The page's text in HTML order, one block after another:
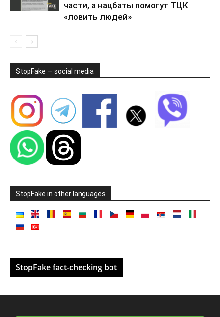
части, а нацбаты помогут ТЦК
«ловить людей»
StopFake — social media
StopFake in other languages
StopFake fact-checking bot